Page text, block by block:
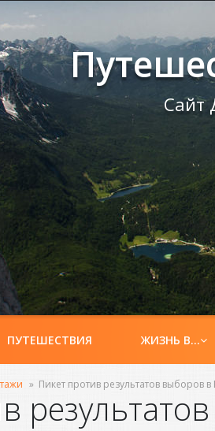
Сайт
ПУТЕШЕСТВИЯ ЖИЗНЬ В…
» Пикет против результатов выборов в